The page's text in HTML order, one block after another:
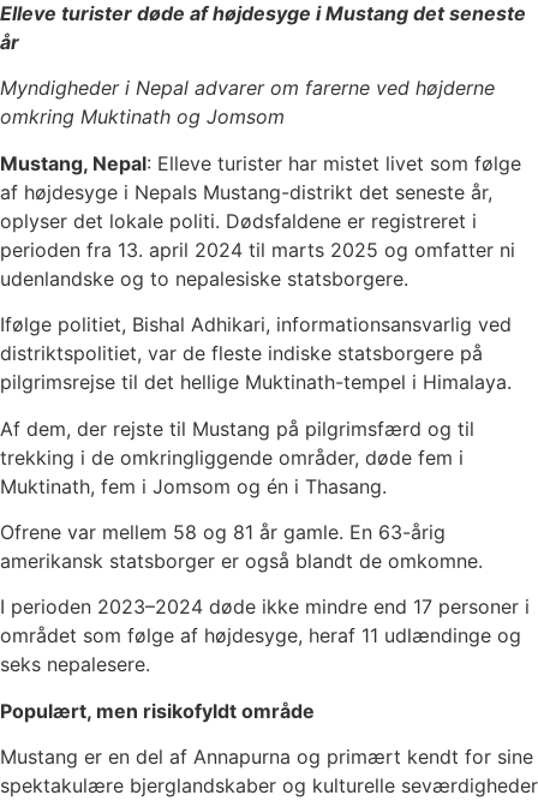
Elleve turister døde af højdesyge i Mustang det seneste
år
Myndigheder i Nepal advarer om farerne ved højderne
omkring Muktinath og Jomsom
Mustang, Nepal: Elleve turister har mistet livet som følge
af højdesyge i Nepals Mustang-distrikt det seneste år,
oplyser det lokale politi. Dødsfaldene er registreret i
perioden fra 13. april 2024 til marts 2025 og omfatter ni
udenlandske og to nepalesiske statsborgere.
Ifølge politiet, Bishal Adhikari, informationsansvarlig ved
distriktspolitiet, var de fleste indiske statsborgere på
pilgrimsrejse til det hellige Muktinath-tempel i Himalaya.
Af dem, der rejste til Mustang på pilgrimsfærd og til
trekking i de omkringliggende områder, døde fem i
Muktinath, fem i Jomsom og én i Thasang.
Ofrene var mellem 58 og 81 år gamle. En 63-årig
amerikansk statsborger er også blandt de omkomne.
I perioden 2023–2024 døde ikke mindre end 17 personer i
området som følge af højdesyge, heraf 11 udlændinge og
seks nepalesere.
Populært, men risikofyldt område
Mustang er en del af Annapurna og primært kendt for sine
spektakulære bjerglandskaber og kulturelle seværdigheder